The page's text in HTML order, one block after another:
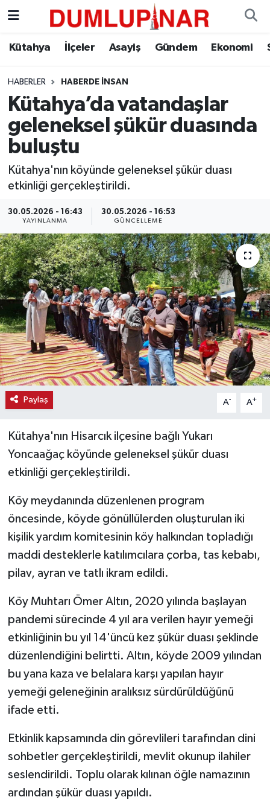
Kütahya İlçeler Asayiş Gündem Ekonomi
HABERLER HABERDE INSAN
Kütahya’da vatandaşlar
geleneksel şükür duasında
buluştu
Kütahya'nın köyünde geleneksel şükür duası
etkinliği gerçekleştirildi.
30.05.2026 - 16:43
YAYINLANMA
30.05.2026 - 16:53
GÜNCELLEME
Paylaş A- A+
Kütahya'nın Hisarcık ilçesine bağlı Yukarı
Yoncaağaç köyünde geleneksel şükür duası
etkinliği gerçekleştirildi.
Köy meydanında düzenlenen program
öncesinde, köyde gönüllülerden oluşturulan iki
kişilik yardım komitesinin köy halkından topladığı
maddi desteklerle katılımcılara çorba, tas kebabı,
pilav, ayran ve tatlı ikram edildi.
Köy Muhtarı Ömer Altın, 2020 yılında başlayan
pandemi sürecinde 4 yıl ara verilen hayır yemeği
etkinliğinin bu yıl 14'üncü kez şükür duası şeklinde
düzenlendiğini belirtti. Altın, köyde 2009 yılından
bu yana kaza ve belalara karşı yapılan hayır
yemeği geleneğinin aralıksız sürdürüldüğünü
ifade etti.
Etkinlik kapsamında din görevlileri tarafından dini
sohbetler gerçekleştirildi, mevlit okunup ilahiler
seslendirildi. Toplu olarak kılınan öğle namazının
ardından şükür duası yapıldı.
Asayiş
Diğer
Dünya
Eğitim
Ekonomi
Gündem
Haber
Haber İlanlar
Kültür-Sanat
Magazin
Sağlık
Seri İlan
Siyaset
Spor
Teknoloji
Vasıta
Yaşam
Kütahya Hava Durumu
Kütahya Trafik Yoğunluk Haritası
Süper Lig Puan Durumu ve Fikstür
Tüm Manşetler
Son Dakika Haberleri